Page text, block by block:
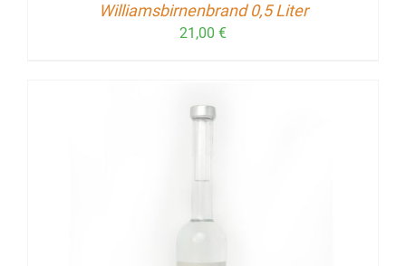
Williamsbirnenbrand 0,5 Liter
21,00 €